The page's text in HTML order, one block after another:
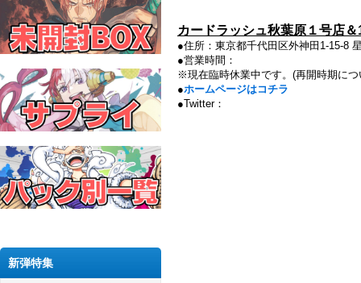
新弾特集
カードラッシュ秋葉原１号店＆
●住所： 東京都千代田区外神田1-15-8
●営業時間：
※現在臨時休業中です。(再開時期に
●ホームページはコチラ
●Twitter：